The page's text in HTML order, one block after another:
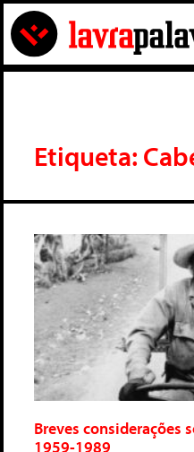
Etiqueta:
Breves considerações
1959-1989